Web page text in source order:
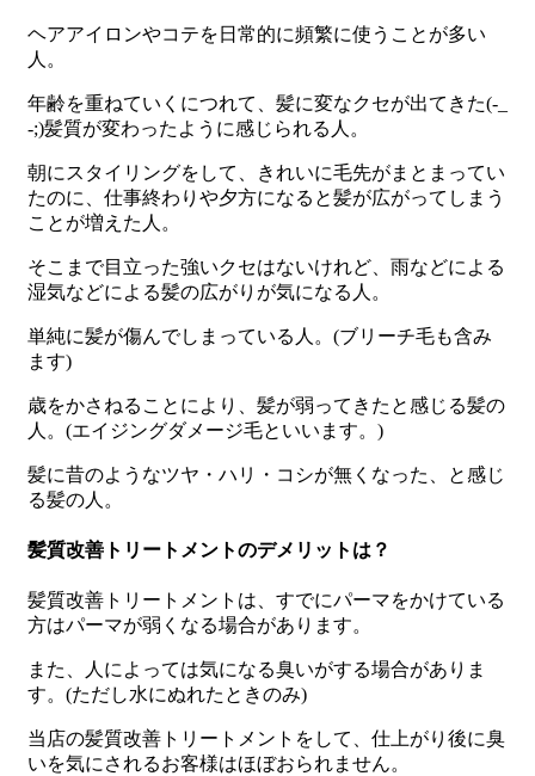
ヘアアイロンやコテを日常的に頻繁に使うことが多い
人。
年齢を重ねていくにつれて、髪に変なクセが出てきた(-_
-;)髪質が変わったように感じられる人。
朝にスタイリングをして、きれいに毛先がまとまってい
たのに、仕事終わりや夕方になると髪が広がってしまう
ことが増えた人。
そこまで目立った強いクセはないけれど、雨などによる
湿気などによる髪の広がりが気になる人。
単純に髪が傷んでしまっている人。 (ブリーチ毛も含み
ます)
歳をかさねることにより、髪が弱ってきたと感じる髪の
人。 (エイジングダメージ毛といいます。 )
髪に昔のようなツヤ・ハリ・コシが無くなった、と感じ
る髪の人。
髪質改善トリートメントのデメリットは？
髪質改善トリートメントは、すでにパーマをかけている
方はパーマが弱くなる場合があります。
また、人によっては気になる臭いがする場合がありま
す。 (ただし水にぬれたときのみ)
当店の髪質改善トリートメントをして、仕上がり後に臭
いを気にされるお客様はほぼおられません。